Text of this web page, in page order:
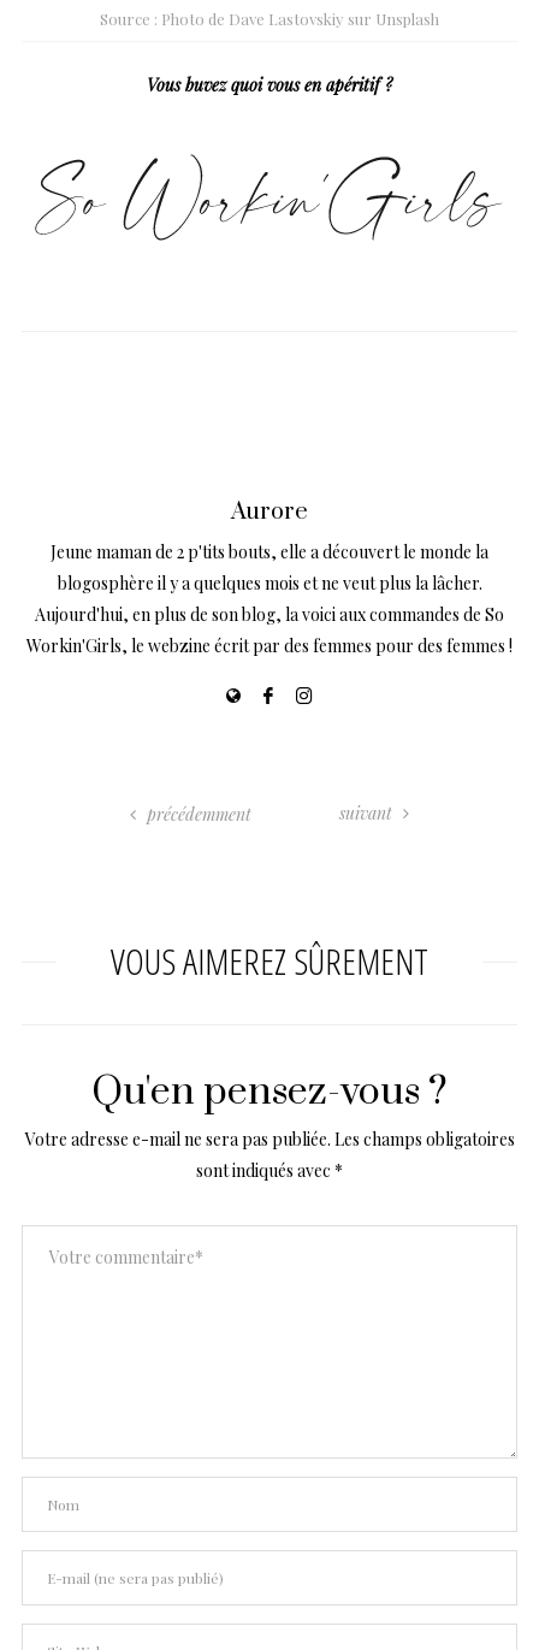
Source : Photo de Dave Lastovskiy sur Unsplash
Vous buvez quoi vous en apéritif ?
Aurore
Jeune maman de 2 p'tits bouts, elle a découvert le monde la
blogosphère il y a quelques mois et ne veut plus la lâcher.
Aujourd'hui, en plus de son blog, la voici aux commandes de So
Workin'Girls, le webzine écrit par des femmes pour des femmes !
précédemment suivant
VOUS AIMEREZ SÛREMENT
Qu'en pensez-vous ?
Votre adresse e-mail ne sera pas publiée. Les champs obligatoires
sont indiqués avec *